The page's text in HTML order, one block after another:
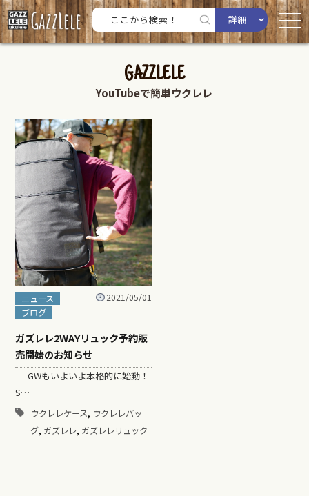
詳細
GAZZLELE
YouTubeで簡単ウクレレ
ニュース
ブログ
2021/05/01
ガズレレ2WAYリュック予約販
売開始のお知らせ
GWもいよいよ本格的に始動！
S…
ウクレレケース, ウクレレバッ
グ, ガズレレ, ガズレレリュック